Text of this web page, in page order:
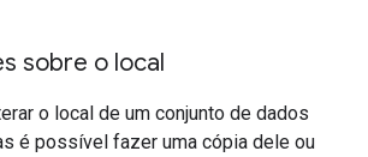
sobre o local
o local de um conjunto de dados
é possível fazer uma cópia dele ou